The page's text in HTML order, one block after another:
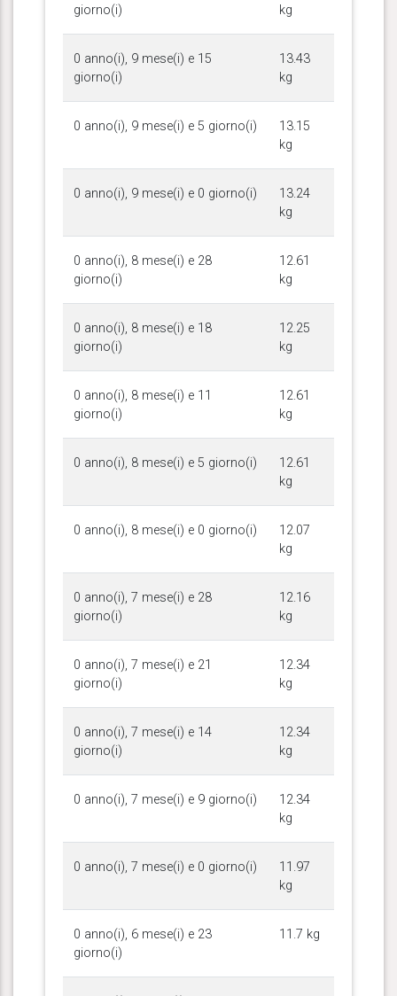
giorno(i)
kg
0 anno(i), 9 mese(i) e 15
giorno(i)
13.43
kg
0 anno(i), 9 mese(i) e 5 giorno(i)
13.15
kg
0 anno(i), 9 mese(i) e 0 giorno(i)
13.24
kg
0 anno(i), 8 mese(i) e 28
giorno(i)
12.61
kg
0 anno(i), 8 mese(i) e 18
giorno(i)
12.25
kg
0 anno(i), 8 mese(i) e 11
giorno(i)
12.61
kg
0 anno(i), 8 mese(i) e 5 giorno(i)
12.61
kg
0 anno(i), 8 mese(i) e 0 giorno(i)
12.07
kg
0 anno(i), 7 mese(i) e 28
giorno(i)
12.16
kg
0 anno(i), 7 mese(i) e 21
giorno(i)
12.34
kg
0 anno(i), 7 mese(i) e 14
giorno(i)
12.34
kg
0 anno(i), 7 mese(i) e 9 giorno(i)
12.34
kg
0 anno(i), 7 mese(i) e 0 giorno(i)
11.97
kg
0 anno(i), 6 mese(i) e 23
giorno(i)
11.7 kg